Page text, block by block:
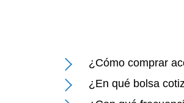
¿Cómo comprar
¿En qué bolsa